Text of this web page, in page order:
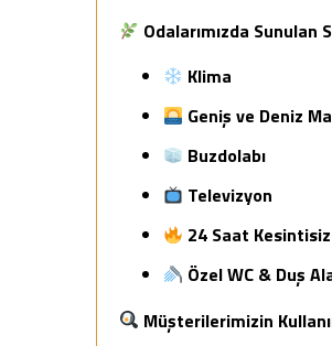
Odalarımızda
Klima
Geniş ve Deniz
Buzdolabı
Televizyon
24 Saat Kesintisiz
Özel WC & Duş
Müşterilerimizin